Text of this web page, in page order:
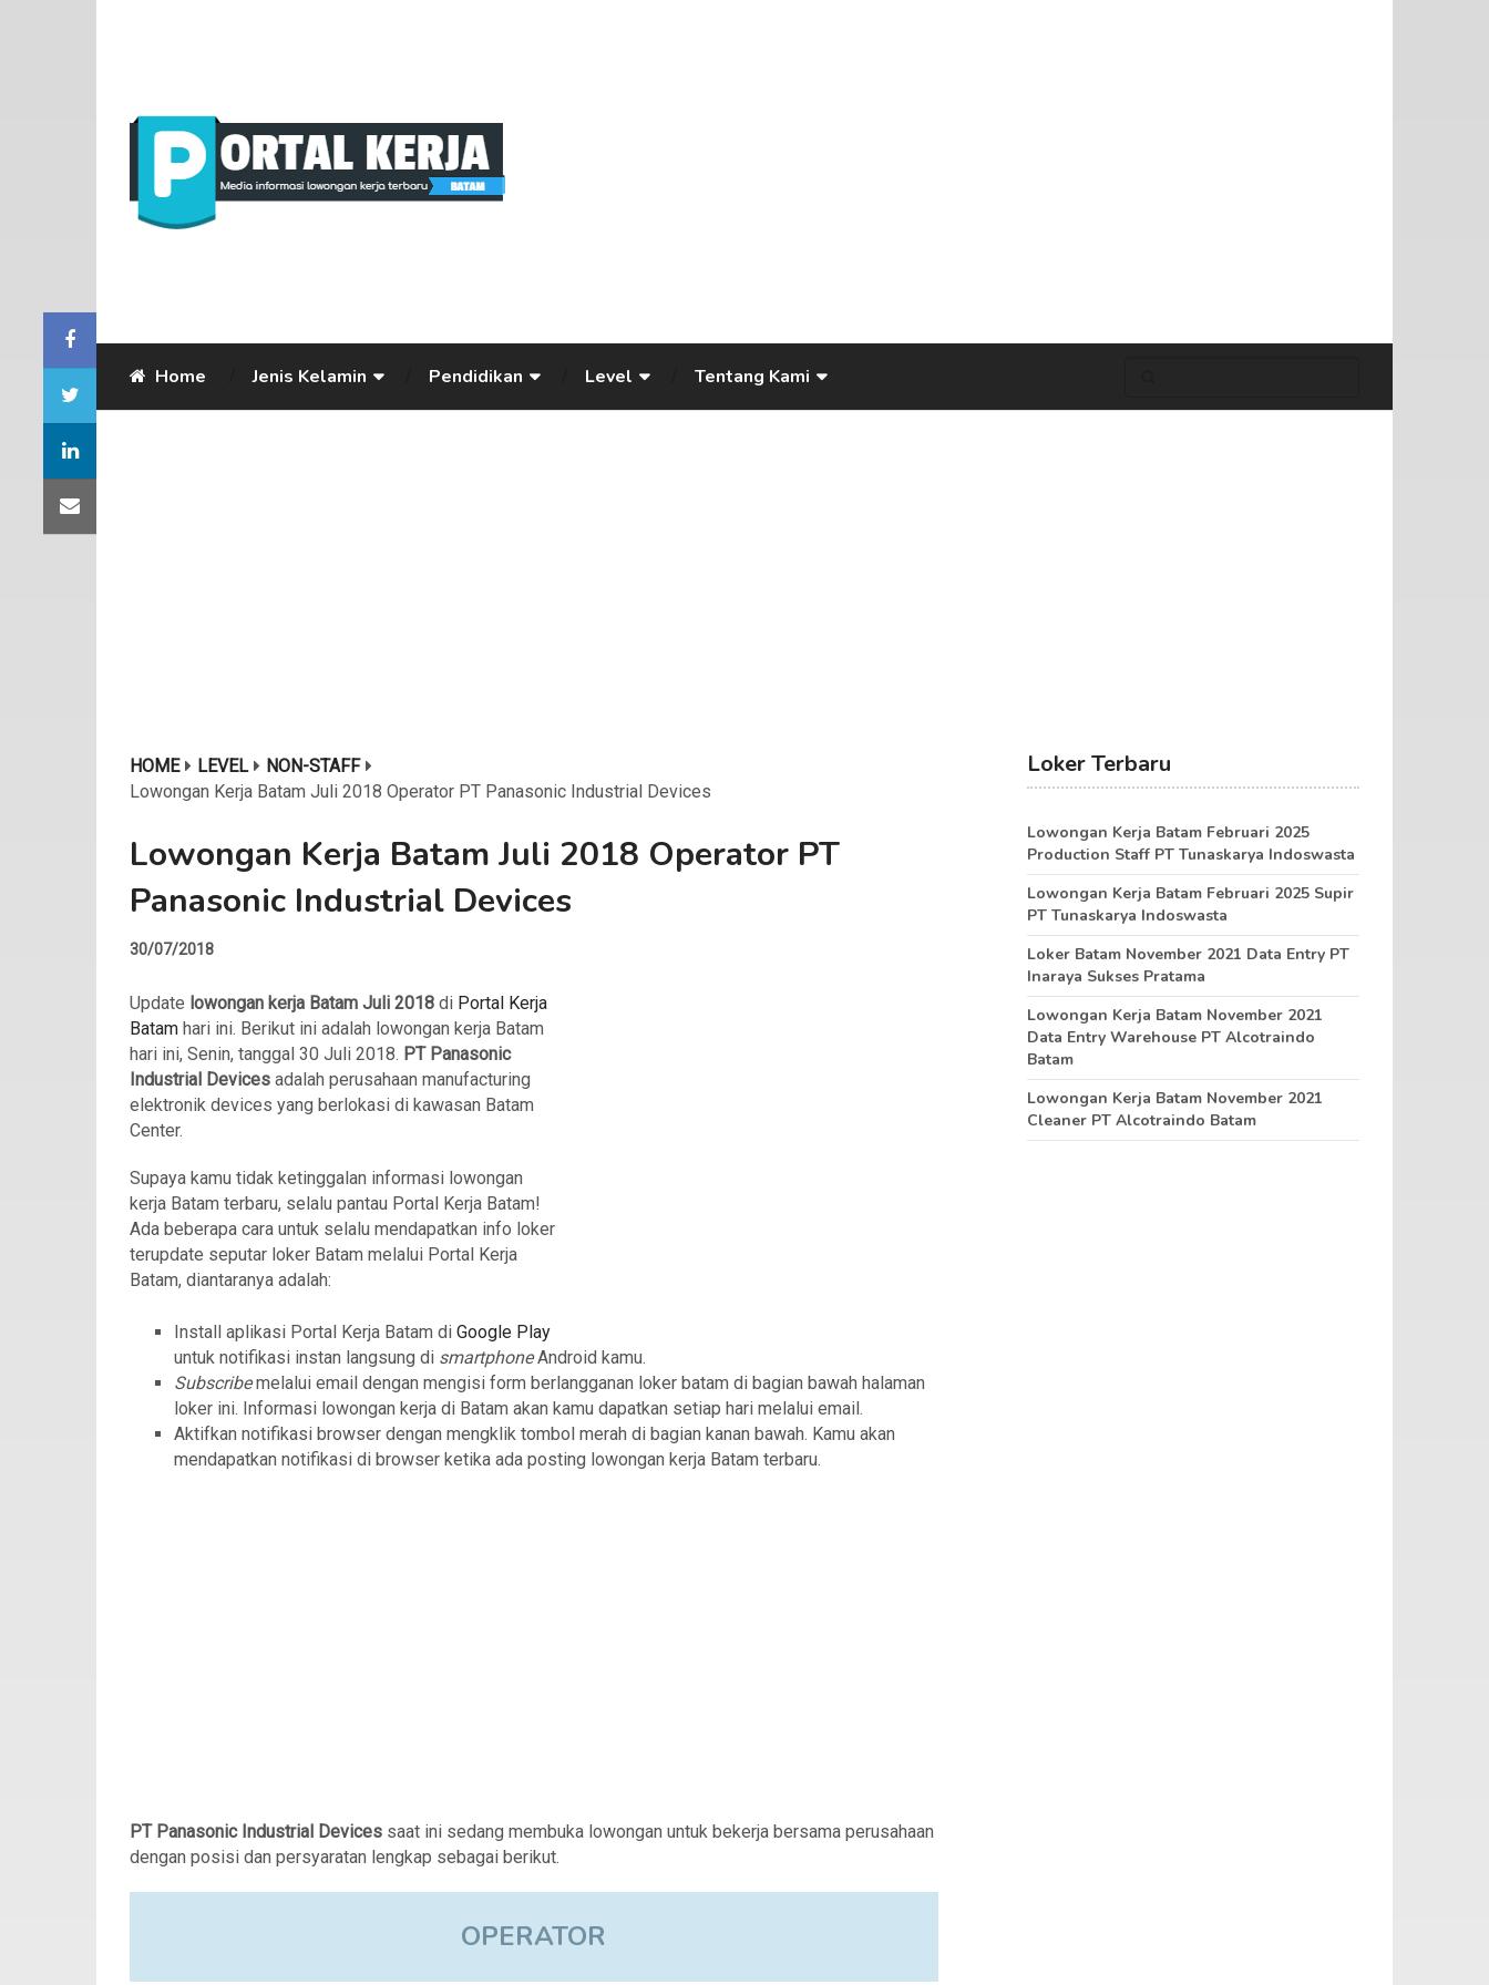
Home Jenis Kelamin Pendidikan Level Tentang Kami
HOME LEVEL
NON-STAFF
Lowongan Kerja Batam Juli 2018 Operator PT Panasonic Industrial Devices
Lowongan Kerja Batam Juli 2018 Operator PT
Panasonic Industrial Devices
30/07/2018
Update lowongan kerja Batam Juli 2018 di Portal Kerja
Batam hari ini. Berikut ini adalah lowongan kerja Batam
hari ini, Senin, tanggal 30 Juli 2018. PT Panasonic
Industrial Devices adalah perusahaan manufacturing
elektronik devices yang berlokasi di kawasan Batam
Center.
Supaya kamu tidak ketinggalan informasi lowongan
kerja Batam terbaru, selalu pantau Portal Kerja Batam!
Ada beberapa cara untuk selalu mendapatkan info loker
terupdate seputar loker Batam melalui Portal Kerja
Batam, diantaranya adalah:
Install aplikasi Portal Kerja Batam di Google Play
untuk notifikasi instan langsung di smartphoneAndroid kamu.
Subscribemelalui email dengan mengisi form berlangganan loker batam di bagian bawah halaman
loker ini. Informasi lowongan kerja di Batam akan kamu dapatkan setiap hari melalui email.
Aktifkan notifikasi browser dengan mengklik tombol merah di bagian kanan bawah. Kamu akan
mendapatkan notifikasi di browser ketika ada posting lowongan kerja Batam terbaru.
PT Panasonic Industrial Devices saat ini sedang membuka lowongan untuk bekerja bersama perusahaan
dengan posisi dan persyaratan lengkap sebagai berikut.
OPERATOR
Loker Terbaru
Lowongan Kerja Batam Februari 2025
Production Staff PT Tunaskarya Indoswasta
Lowongan Kerja Batam Februari 2025 Supir
PT Tunaskarya Indoswasta
Loker Batam November 2021 Data Entry PT
Inaraya Sukses Pratama
Lowongan Kerja Batam November 2021
Data Entry Warehouse PT Alcotraindo
Batam
Lowongan Kerja Batam November 2021
Cleaner PT Alcotraindo Batam